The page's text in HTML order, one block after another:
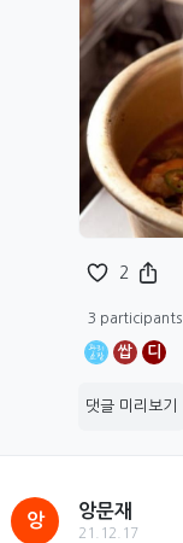
2
3 participants
쌉 디
댓글 미리보기
앙
앙문재
21.12.17